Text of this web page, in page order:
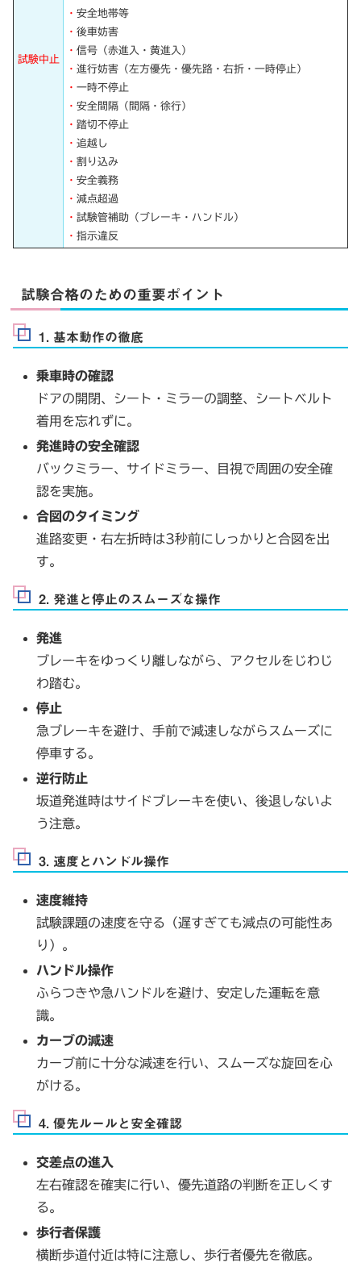
試験中止
・ 安全地帯等
・ 後車妨害
・ 信号（赤進入・黄進入）
・ 進行妨害（左方優先・優先路・右折・一時停止）
・ 一時不停止
・ 安全間隔（間隔・徐行）
・ 踏切不停止
・ 追越し
・ 割り込み
・ 安全義務
・ 減点超過
・ 試験管補助（ブレーキ・ハンドル）
・ 指示違反
試験合格のための重要ポイント
1. 基本動作の徹底
乗車時の確認
ドアの開閉、シート・ミラーの調整、シートベルト
着用を忘れずに。
発進時の安全確認
バックミラー、サイドミラー、目視で周囲の安全確
認を実施。
合図のタイミング
進路変更・右左折時は3秒前にしっかりと合図を出
す。
2. 発進と停止のスムーズな操作
発進
ブレーキをゆっくり離しながら、アクセルをじわじ
わ踏む。
停止
急ブレーキを避け、手前で減速しながらスムーズに
停車する。
逆行防止
坂道発進時はサイドブレーキを使い、後退しないよ
う注意。
3. 速度とハンドル操作
速度維持
試験課題の速度を守る（遅すぎても減点の可能性あ
り）。
ハンドル操作
ふらつきや急ハンドルを避け、安定した運転を意
識。
カーブの減速
カーブ前に十分な減速を行い、スムーズな旋回を心
がける。
4. 優先ルールと安全確認
交差点の進入
左右確認を確実に行い、優先道路の判断を正しくす
る。
歩行者保護
横断歩道付近は特に注意し、歩行者優先を徹底。